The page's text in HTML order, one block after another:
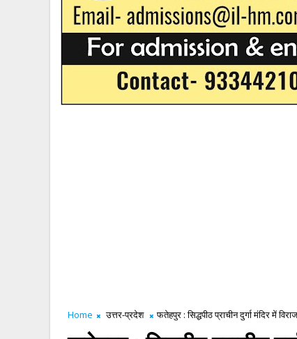
Home उत्तर-प्रदेश फतेहपुर : सिद्धपीठ प्राचीन दुर्गा मंदिर में